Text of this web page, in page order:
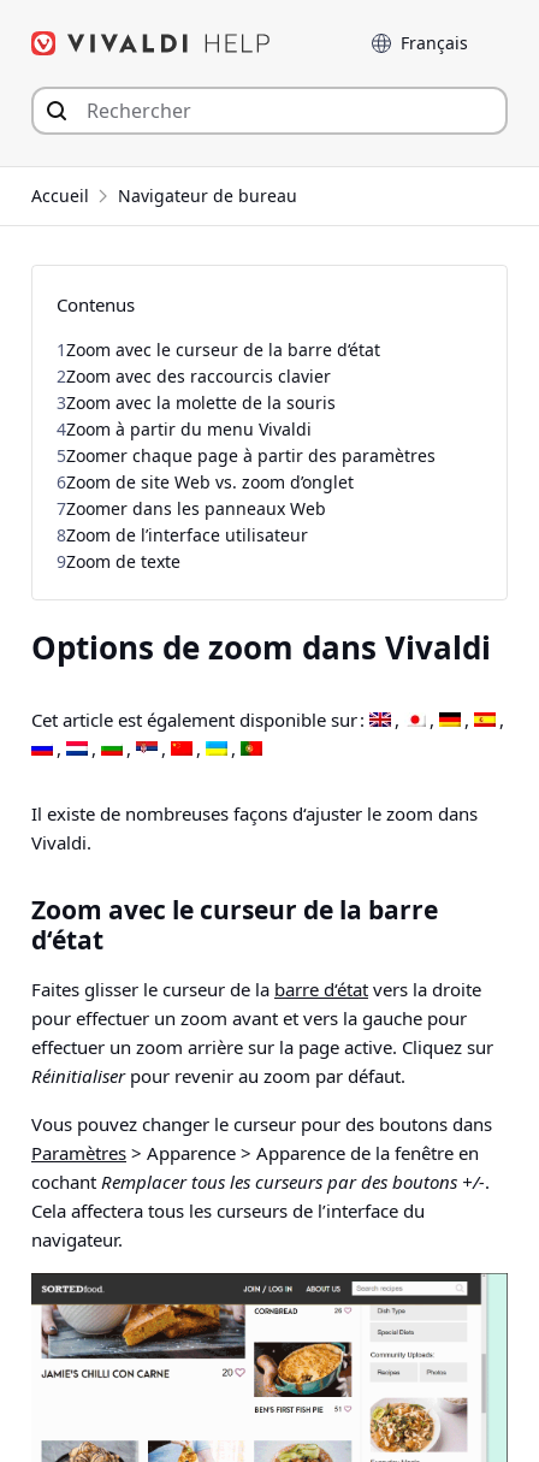
Langue
Accueil Navigateur de bureau
Options de zoom dans Vivaldi
Cet article est également disponible sur :
Il existe de nombreuses façons d‘ajuster le zoom dans
Vivaldi.
Zoom avec le curseur de la barre
d‘état
Faites glisser le curseur de la barre d‘état vers la droite
pour effectuer un zoom avant et vers la gauche pour
effectuer un zoom arrière sur la page active. Cliquez sur
Réinitialiserpour revenir au zoom par défaut.
Vous pouvez changer le curseur pour des boutons dans
Paramètres > Apparence > Apparence de la fenêtre en
cochant Remplacer tous les curseurs par des boutons +/-.
Cela affectera tous les curseurs de l’interface du
navigateur.
Contenus
1Zoom avec le curseur de la barre d‘état
2Zoom avec des raccourcis clavier
3Zoom avec la molette de la souris
4Zoom à partir du menu Vivaldi
5Zoomer chaque page à partir des paramètres
6Zoom de site Web vs. zoom d’onglet
7Zoomer dans les panneaux Web
8Zoom de l’interface utilisateur
9Zoom de texte